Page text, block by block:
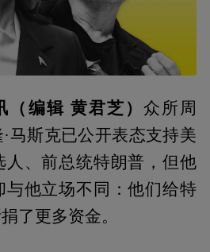
编辑 黄君芝）
众所周
马斯克已公开表态支持美
人、前总统特朗普，但他
与他立场不同：他们给特
了更多资金。